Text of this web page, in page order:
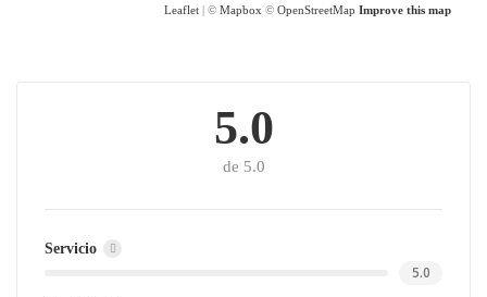
Leaflet | © Mapbox © OpenStreetMap Improve this map
5.0
de 5.0
Servicio
5.0